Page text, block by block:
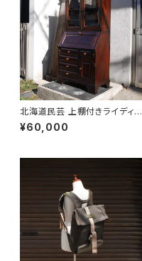
北海道民芸 上棚付きライディン
グビューロー
¥60,000